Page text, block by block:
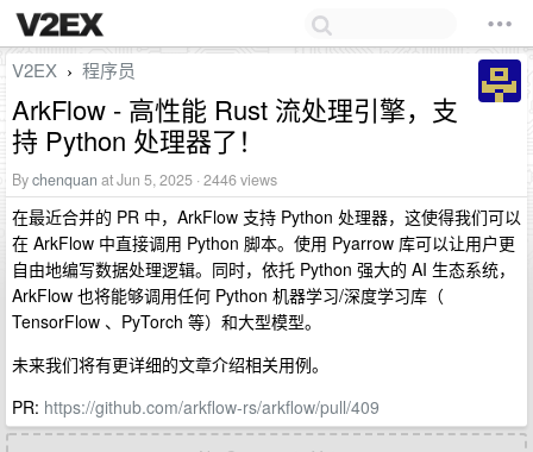
V2EX › 程序员
ArkFlow - 高性能 Rust 流处理引擎，支
持 Python 处理器了！
Bychenquan at Jun 5, 2025 · 2446 views
在最近合并的 PR 中，ArkFlow 支持 Python 处理器，这使得我们可以
在 ArkFlow 中直接调用 Python 脚本。使用 Pyarrow 库可以让用户更
自由地编写数据处理逻辑。同时，依托 Python 强大的 AI 生态系统，
ArkFlow 也将能够调用任何 Python 机器学习/深度学习库（
TensorFlow 、PyTorch 等）和大型模型。
未来我们将有更详细的文章介绍相关用例。
PR: https://github.com/arkflow-rs/arkflow/pull/409